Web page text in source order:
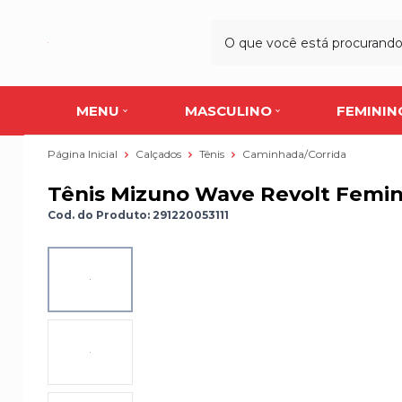
MENU MASCULINO
Página Inicial Calçados Tênis Caminhada/Corrida
Tênis Mizuno Wave Revolt
Cod. do Produto: 291220053111